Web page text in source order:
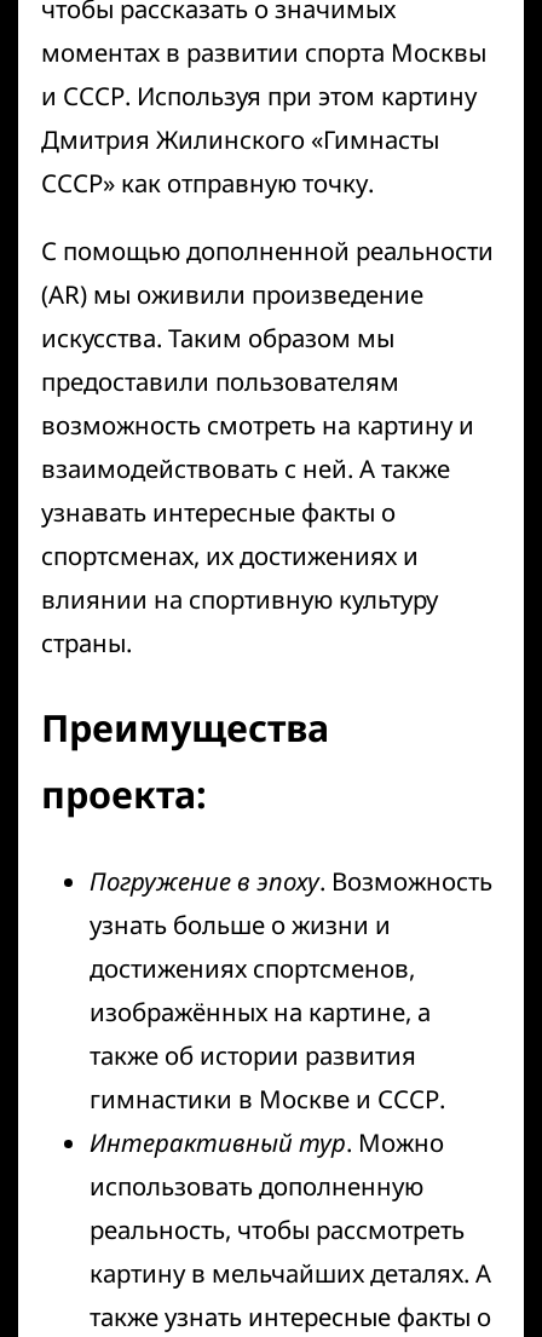
чтобы рассказать о значимых
моментах в развитии спорта Москвы
и СССР. Используя при этом картину
Дмитрия Жилинского «Гимнасты
СССР» как отправную точку.
С помощью дополненной реальности
(AR) мы оживили произведение
искусства. Таким образом мы
предоставили пользователям
возможность смотреть на картину и
взаимодействовать с ней. А также
узнавать интересные факты о
спортсменах, их достижениях и
влиянии на спортивную культуру
страны.
Преимущества
проекта:
Погружение в эпоху. Возможность
узнать больше о жизни и
достижениях спортсменов,
изображённых на картине, а
также об истории развития
гимнастики в Москве и СССР.
Интерактивный тур. Можно
использовать дополненную
реальность, чтобы рассмотреть
картину в мельчайших деталях. А
также узнать интересные факты о